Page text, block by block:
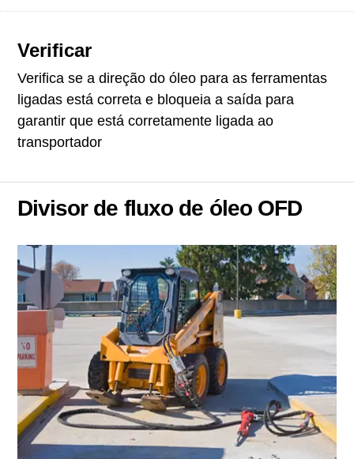
Verificar
Verifica se a direção do óleo para as ferramentas
ligadas está correta e bloqueia a saída para
garantir que está corretamente ligada ao
transportador
Divisor de fluxo de óleo OFD